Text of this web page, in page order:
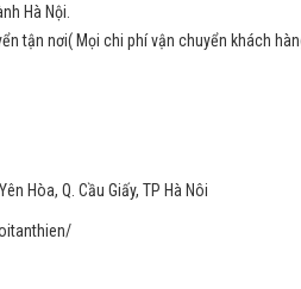
Hà Nội.
tận nơi( Mọi chi phí vận chuyển khách
Hòa, Q. Cầu Giấy, TP Hà Nôi